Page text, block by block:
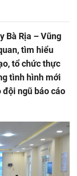
Bà Rịa – Vũng
tìm hiểu
tổ chức thực
tình hình mới
đội ngũ báo cáo